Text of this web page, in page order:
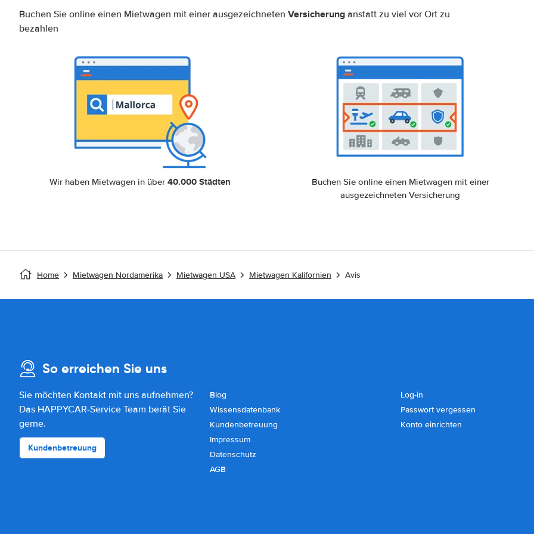
Buchen Sie online einen Mietwagen mit einer ausgezeichneten Versicherung anstatt zu viel vor Ort zu
bezahlen
Wir haben Mietwagen in über40.000 Städten
Buchen Sie online einen Mietwagen mit einer
ausgezeichneten Versicherung
Home Mietwagen Nordamerika Mietwagen USA Mietwagen Kalifornien Avis
So erreichen Sie uns
Sie möchten Kontakt mit uns aufnehmen?
Das HAPPYCAR-Service Team berät Sie
gerne.
Kundenbetreuung
Blog
Wissensdatenbank
Kundenbetreuung
Impressum
Datenschutz
AGB
Log-in
Passwort vergessen
Konto einrichten